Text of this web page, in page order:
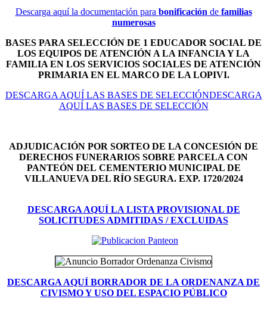
Descarga aquí la documentación para bonificación de familias
numerosas
BASES PARA SELECCIÓN DE 1 EDUCADOR SOCIAL DE
LOS EQUIPOS DE ATENCIÓN A LA INFANCIA Y LA
FAMILIA EN LOS SERVICIOS SOCIALES DE ATENCIÓN
PRIMARIA EN EL MARCO DE LA LOPIVI.
DESCARGA AQUÍ LAS BASES DE SELECCIÓNDESCARGA
AQUÍ LAS BASES DE SELECCIÓN
ADJUDICACIÓN POR SORTEO DE LA CONCESIÓN DE
DERECHOS FUNERARIOS SOBRE PARCELA CON
PANTEÓN DEL CEMENTERIO MUNICIPAL DE
VILLANUEVA DEL RÍO SEGURA. EXP. 1720/2024
DESCARGA AQUÍ LA LISTA PROVISIONAL DE
SOLICITUDES ADMITIDAS / EXCLUIDAS
DESCARGA AQUÍ BORRADOR DE LA ORDENANZA DE
CIVISMO Y USO DEL ESPACIO PÚBLICO